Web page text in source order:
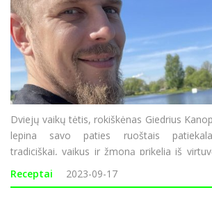
Dviejų vaikų tėtis, rokiškėnas Giedrius
lepina savo paties ruoštais
tradiciškai, vaikus ir žmoną prikelia iš
kvapas, kepsninėje dažnai „vartosi“ mėsos
Receptai 2023-09-17